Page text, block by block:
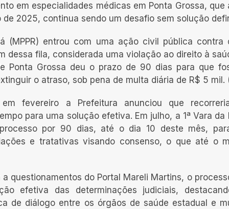
em especialidades médicas em Ponta Grossa,
2025, continua sendo um desafio sem solução
(MPPR) entrou com uma ação civil pública
dessa fila, considerada uma violação ao direito à
Ponta Grossa deu o prazo de 90 dias para que
o atraso, sob pena de multa diária de R$ 5 mil.
fevereiro a Prefeitura anunciou que
para uma solução efetiva. Em julho, a 1ª Vara da
por 90 dias, até o dia 10 deste mês,
e tratativas visando consenso, o que até o
a questionamentos do Portal Mareli Martins, o
efetiva das determinações judiciais,
de diálogo entre os órgãos de saúde estadual e